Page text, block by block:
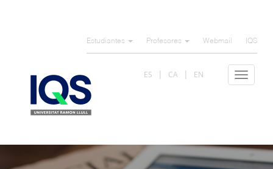
Estudiantes Profesores Webmail IQS
Toggle
ES CA EN